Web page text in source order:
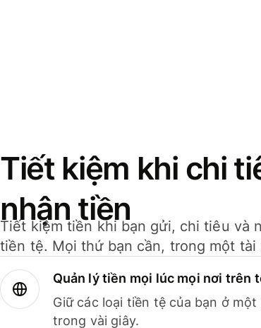
Tiết kiệm khi chi
nhận tiền
Tiết kiệm tiền khi bạn gửi, chi tiêu và
tiền tệ. Mọi thứ bạn cần, trong một
Quản lý tiền mọi lúc mọi nơi trên
Giữ các loại tiền tệ của bạn ở
trong vài giây.